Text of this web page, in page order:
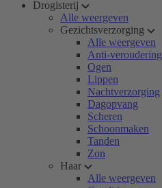
Drogisterij
Alle weergeven
Gezichtsverzorging
Alle weergeven
Anti-veroudering
Ogen
Lippen
Nachtverzorging
Dagopvang
Scheren
Schoonmaken
Tanden
Zon
Haar
Alle weergeven